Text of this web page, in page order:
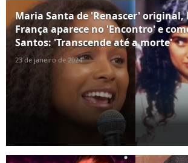
Maria Santa de 'Renascer' original,
França aparece no 'Encontro' e
Santos: 'Transcende até a morte'
23 de janeiro de 2024